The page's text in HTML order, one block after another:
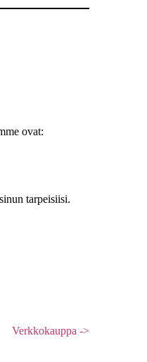
ovat:
tarpeisiisi.
Verkkokauppa ->